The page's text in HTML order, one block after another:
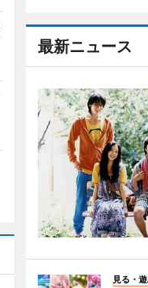
最新ニュース
見る・